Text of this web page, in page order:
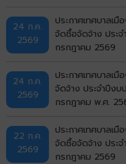
24 ก.ค.
2569
ประกาศเทศบาลเ
จัดซื้อจัดจ้าง ประ
กรกฎาคม 2569
24 ก.ค.
2569
ประกาศเทศบาลเ
จัดจ้าง ประจำปีง
กรกฎาคม พ.ศ.
22 ก.ค.
2569
ประกาศเทศบาลเ
จัดซื้อจัดจ้าง ประ
กรกฎาคม 2569